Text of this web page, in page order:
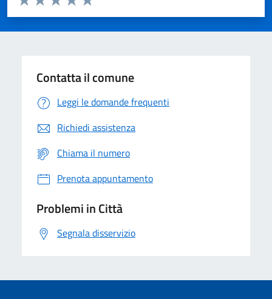
Valuta 5 stelle su 5
Valuta 4 stelle su 5
Valuta 3 stelle su 5
Valuta 2 stelle su 5
Valuta 1 stelle su 5
Contatta il comune
Leggi le domande frequenti
Richiedi assistenza
Chiama il numero
Prenota appuntamento
Problemi in Città
Segnala disservizio